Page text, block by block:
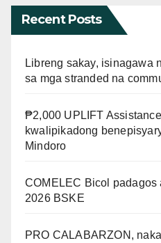
Recent Posts
Libreng sakay, isinagawa
sa mga stranded na
₱2,000 UPLIFT
kwalipikadong
Mindoro
COMELEC Bicol padagos
2026 BSKE
PRO CALABARZON,